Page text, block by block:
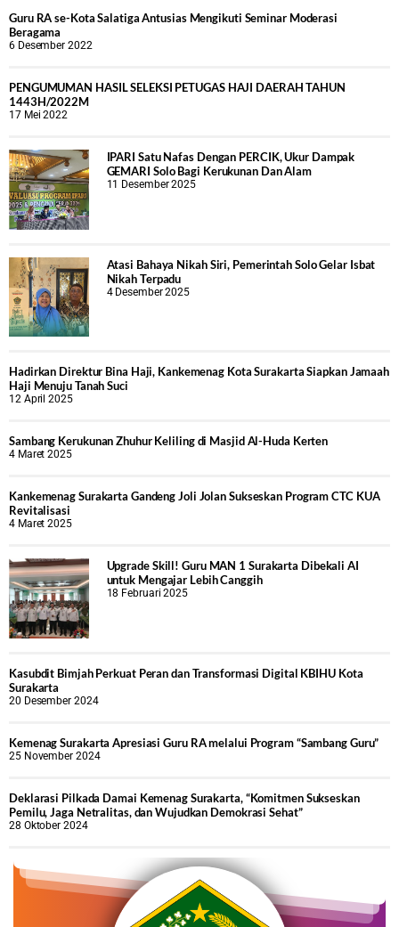
Guru RA se-Kota Salatiga Antusias Mengikuti Seminar Moderasi
Beragama
6 Desember 2022
PENGUMUMAN HASIL SELEKSI PETUGAS HAJI DAERAH TAHUN
1443H/2022M
17 Mei 2022
IPARI Satu Nafas Dengan PERCIK, Ukur Dampak
GEMARI Solo Bagi Kerukunan Dan Alam
11 Desember 2025
Atasi Bahaya Nikah Siri, Pemerintah Solo Gelar Isbat
Nikah Terpadu
4 Desember 2025
Hadirkan Direktur Bina Haji, Kankemenag Kota Surakarta Siapkan Jamaah
Haji Menuju Tanah Suci
12 April 2025
Sambang Kerukunan Zhuhur Keliling di Masjid Al-Huda Kerten
4 Maret 2025
Kankemenag Surakarta Gandeng Joli Jolan Sukseskan Program CTC KUA
Revitalisasi
4 Maret 2025
Upgrade Skill! Guru MAN 1 Surakarta Dibekali AI
untuk Mengajar Lebih Canggih
18 Februari 2025
Kasubdit Bimjah Perkuat Peran dan Transformasi Digital KBIHU Kota
Surakarta
20 Desember 2024
Kemenag Surakarta Apresiasi Guru RA melalui Program “Sambang Guru”
25 November 2024
Deklarasi Pilkada Damai Kemenag Surakarta, “Komitmen Sukseskan
Pemilu, Jaga Netralitas, dan Wujudkan Demokrasi Sehat”
28 Oktober 2024